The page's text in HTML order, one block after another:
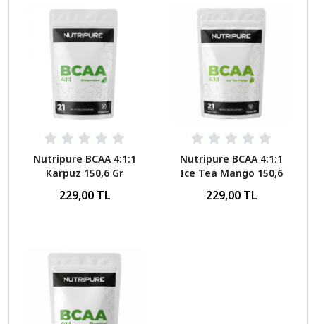
Nutripure BCAA 4:1:1
Karpuz 150,6 Gr
229,00 TL
Nutripure BCAA 4:1:1
Ice Tea Mango 150,6
229,00 TL